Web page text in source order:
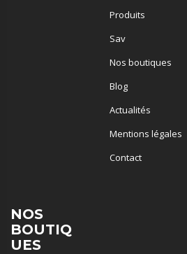
Produits
Sav
Nos boutiques
Blog
Actualités
Mentions légales
Contact
NOS
BOUTIQ
UES